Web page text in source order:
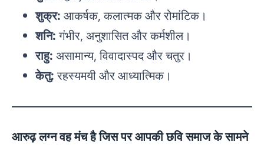
शुक्र: आकर्षक, कलात्मक और रोमांटिक।
शनि:गंभीर, अनुशासित और कर्मशील।
राहु: असामान्य, विवादास्पद और चतुर।
केतु:रहस्यमयी और आध्यात्मिक।
आरुढ़ लग्नवह मंच है जिस पर आपकी छवि समाज के सामने